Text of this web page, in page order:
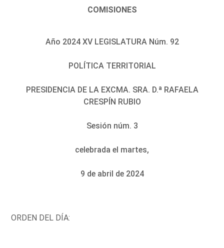
COMISIONES
Año 2024 XV LEGISLATURA Núm. 92
POLÍTICA TERRITORIAL
PRESIDENCIA DE LA EXCMA. SRA. D.ª RAFAELA
CRESPÍN RUBIO
Sesión núm. 3
celebrada el martes,
9 de abril de 2024
ORDEN DEL DÍA: